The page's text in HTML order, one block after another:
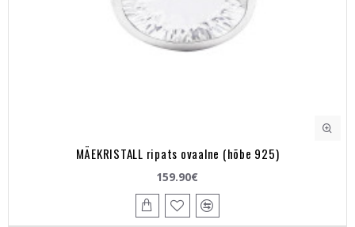
MÄEKRISTALL ripats ovaalne (hõbe 925)
159.90€